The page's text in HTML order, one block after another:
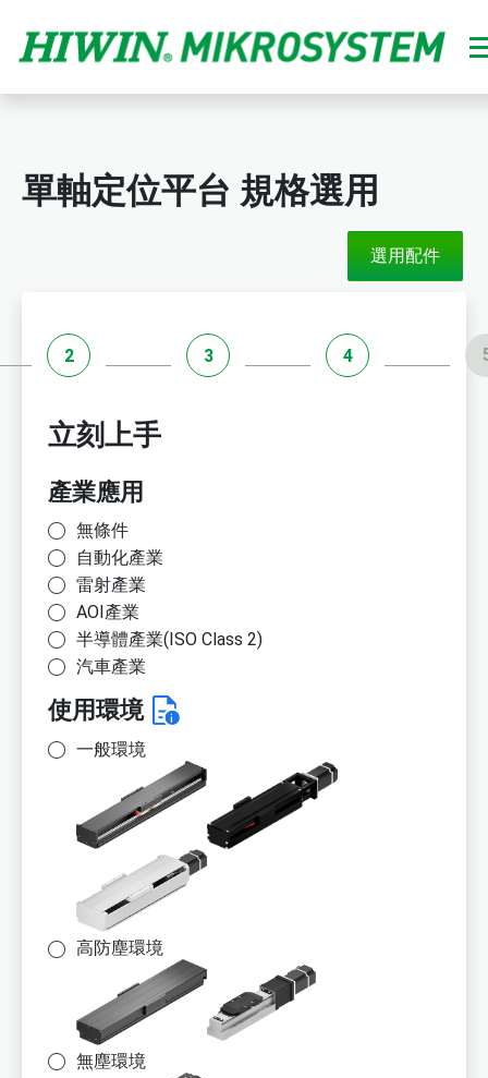
單軸定位平台 規格選用
選用配件
2 3 4
立刻上手
產業應用
無條件
自動化產業
雷射產業
AOI產業
半導體產業(ISO Class 2)
汽車產業
使用環境
一般環境
高防塵環境
無塵環境